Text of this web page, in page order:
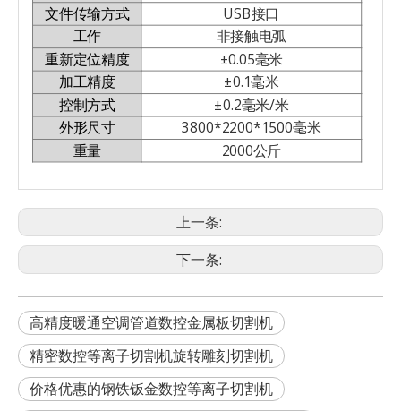
文件传输方式
USB接口
工作 非接触电弧
重新定位精度
±0.05毫米
加工精度
±0.1毫米
控制方式
±0.2毫米/米
外形尺寸
3800*2200*1500毫米
重量 2000公斤
上一条:
下一条:
高精度暖通空调管道数控金属板切割机
精密数控等离子切割机旋转雕刻切割机
价格优惠的钢铁钣金数控等离子切割机